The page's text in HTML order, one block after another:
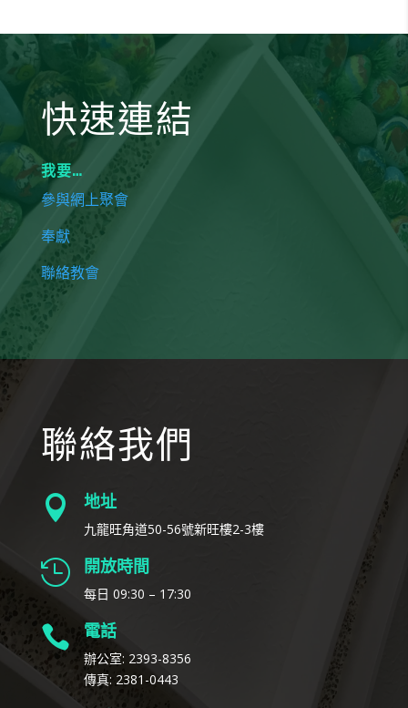
快速連結
我要…
參與網上聚會
奉獻
聯絡教會
聯絡我們
 地址
九龍旺角道50-56號新旺樓2-3樓
 開放時間
每日 09:30 – 17:30
 電話
辦公室: 2393-8356
傳真: 2381-0443